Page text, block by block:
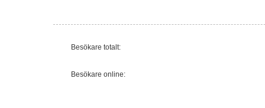
Besökare totalt:
Besökare online: